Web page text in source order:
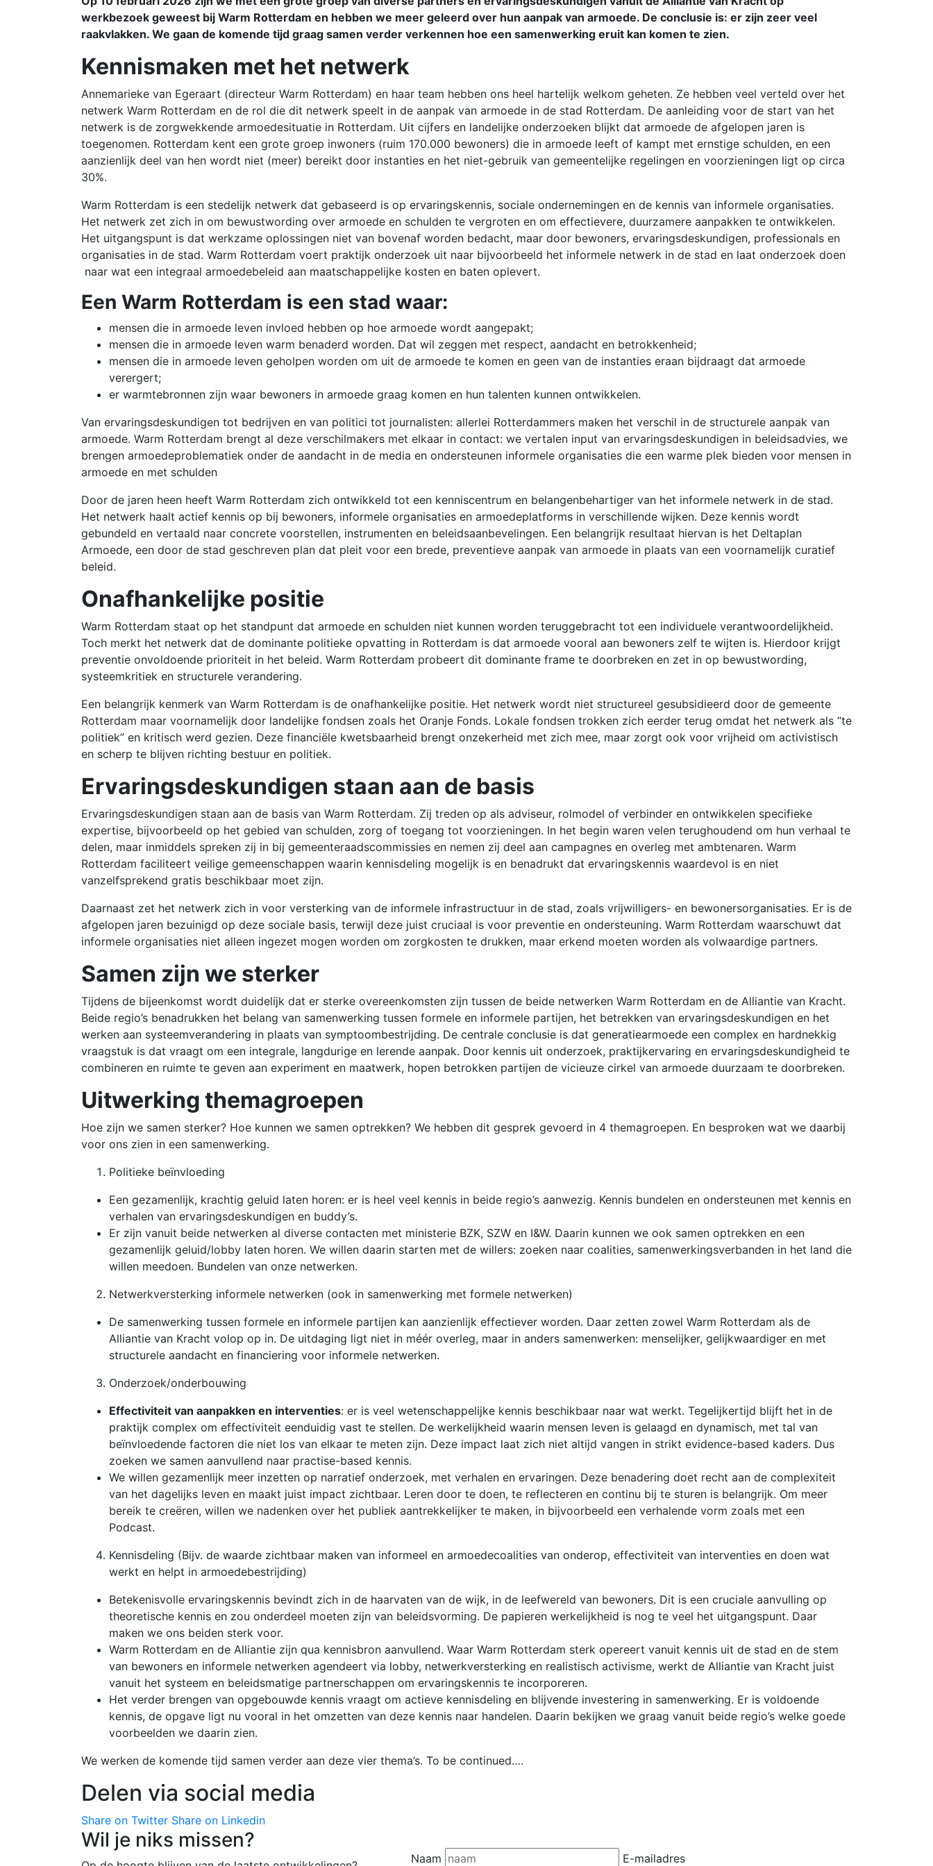
werkbezoek geweest bij Warm Rotterdam en hebben we meer geleerd over hun aanpak van armoede. De conclusie is: er zijn zeer veel
raakvlakken. We gaan de komende tijd graag samen verder verkennen hoe een samenwerking eruit kan komen te zien.
Kennismaken met het netwerk
Annemarieke van Egeraart (directeur Warm Rotterdam) en haar team hebben ons heel hartelijk welkom geheten. Ze hebben veel verteld over het
netwerk Warm Rotterdam en de rol die dit netwerk speelt in de aanpak van armoede in de stad Rotterdam. De aanleiding voor de start van het
netwerk is de zorgwekkende armoedesituatie in Rotterdam. Uit cijfers en landelijke onderzoeken blijkt dat armoede de afgelopen jaren is
toegenomen. Rotterdam kent een grote groep inwoners (ruim 170.000 bewoners) die in armoede leeft of kampt met ernstige schulden, en een
aanzienlijk deel van hen wordt niet (meer) bereikt door instanties en het niet-gebruik van gemeentelijke regelingen en voorzieningen ligt op circa
30%.
Warm Rotterdam is een stedelijk netwerk dat gebaseerd is op ervaringskennis, sociale ondernemingen en de kennis van informele organisaties.
Het netwerk zet zich in om bewustwording over armoede en schulden te vergroten en om effectievere, duurzamere aanpakken te ontwikkelen.
Het uitgangspunt is dat werkzame oplossingen niet van bovenaf worden bedacht, maar door bewoners, ervaringsdeskundigen, professionals en
organisaties in de stad. Warm Rotterdam voert praktijk onderzoek uit naar bijvoorbeeld het informele netwerk in de stad en laat onderzoek doen
naar wat een integraal armoedebeleid aan maatschappelijke kosten en baten oplevert.
Een Warm Rotterdam is een stad waar:
mensen die in armoede leven invloed hebben op hoe armoede wordt aangepakt;
mensen die in armoede leven warm benaderd worden. Dat wil zeggen met respect, aandacht en betrokkenheid;
mensen die in armoede leven geholpen worden om uit de armoede te komen en geen van de instanties eraan bijdraagt dat armoede
verergert;
er warmtebronnen zijn waar bewoners in armoede graag komen en hun talenten kunnen ontwikkelen.
Van ervaringsdeskundigen tot bedrijven en van politici tot journalisten: allerlei Rotterdammers maken het verschil in de structurele aanpak van
armoede. Warm Rotterdam brengt al deze verschilmakers met elkaar in contact: we vertalen input van ervaringsdeskundigen in beleidsadvies, we
brengen armoedeproblematiek onder de aandacht in de media en ondersteunen informele organisaties die een warme plek bieden voor mensen in
armoede en met schulden
Door de jaren heen heeft Warm Rotterdam zich ontwikkeld tot een kenniscentrum en belangenbehartiger van het informele netwerk in de stad.
Het netwerk haalt actief kennis op bij bewoners, informele organisaties en armoedeplatforms in verschillende wijken. Deze kennis wordt
gebundeld en vertaald naar concrete voorstellen, instrumenten en beleidsaanbevelingen. Een belangrijk resultaat hiervan is het Deltaplan
Armoede, een door de stad geschreven plan dat pleit voor een brede, preventieve aanpak van armoede in plaats van een voornamelijk curatief
beleid.
Onafhankelijke positie
Warm Rotterdam staat op het standpunt dat armoede en schulden niet kunnen worden teruggebracht tot een individuele verantwoordelijkheid.
Toch merkt het netwerk dat de dominante politieke opvatting in Rotterdam is dat armoede vooral aan bewoners zelf te wijten is. Hierdoor krijgt
preventie onvoldoende prioriteit in het beleid. Warm Rotterdam probeert dit dominante frame te doorbreken en zet in op bewustwording,
systeemkritiek en structurele verandering.
Een belangrijk kenmerk van Warm Rotterdam is de onafhankelijke positie. Het netwerk wordt niet structureel gesubsidieerd door de gemeente
Rotterdam maar voornamelijk door landelijke fondsen zoals het Oranje Fonds. Lokale fondsen trokken zich eerder terug omdat het netwerk als “te
politiek” en kritisch werd gezien. Deze financiële kwetsbaarheid brengt onzekerheid met zich mee, maar zorgt ook voor vrijheid om activistisch
en scherp te blijven richting bestuur en politiek.
Ervaringsdeskundigen staan aan de basis
Ervaringsdeskundigen staan aan de basis van Warm Rotterdam. Zij treden op als adviseur, rolmodel of verbinder en ontwikkelen specifieke
expertise, bijvoorbeeld op het gebied van schulden, zorg of toegang tot voorzieningen. In het begin waren velen terughoudend om hun verhaal te
delen, maar inmiddels spreken zij in bij gemeenteraadscommissies en nemen zij deel aan campagnes en overleg met ambtenaren. Warm
Rotterdam faciliteert veilige gemeenschappen waarin kennisdeling mogelijk is en benadrukt dat ervaringskennis waardevol is en niet
vanzelfsprekend gratis beschikbaar moet zijn.
Daarnaast zet het netwerk zich in voor versterking van de informele infrastructuur in de stad, zoals vrijwilligers- en bewonersorganisaties. Er is de
afgelopen jaren bezuinigd op deze sociale basis, terwijl deze juist cruciaal is voor preventie en ondersteuning. Warm Rotterdam waarschuwt dat
informele organisaties niet alleen ingezet mogen worden om zorgkosten te drukken, maar erkend moeten worden als volwaardige partners.
Samen zijn we sterker
Tijdens de bijeenkomst wordt duidelijk dat er sterke overeenkomsten zijn tussen de beide netwerken Warm Rotterdam en de Alliantie van Kracht.
Beide regio’s benadrukken het belang van samenwerking tussen formele en informele partijen, het betrekken van ervaringsdeskundigen en het
werken aan systeemverandering in plaats van symptoombestrijding. De centrale conclusie is dat generatiearmoede een complex en hardnekkig
vraagstuk is dat vraagt om een integrale, langdurige en lerende aanpak. Door kennis uit onderzoek, praktijkervaring en ervaringsdeskundigheid te
combineren en ruimte te geven aan experiment en maatwerk, hopen betrokken partijen de vicieuze cirkel van armoede duurzaam te doorbreken.
Uitwerking themagroepen
Hoe zijn we samen sterker? Hoe kunnen we samen optrekken? We hebben dit gesprek gevoerd in 4 themagroepen. En besproken wat we daarbij
voor ons zien in een samenwerking.
Politieke beïnvloeding
Een gezamenlijk, krachtig geluid laten horen: er is heel veel kennis in beide regio’s aanwezig. Kennis bundelen en ondersteunen met kennis en
verhalen van ervaringsdeskundigen en buddy’s.
Er zijn vanuit beide netwerken al diverse contacten met ministerie BZK, SZW en I&W. Daarin kunnen we ook samen optrekken en een
gezamenlijk geluid/lobby laten horen. We willen daarin starten met de willers: zoeken naar coalities, samenwerkingsverbanden in het land die
willen meedoen. Bundelen van onze netwerken.
Netwerkversterking informele netwerken (ook in samenwerking met formele netwerken)
De samenwerking tussen formele en informele partijen kan aanzienlijk effectiever worden. Daar zetten zowel Warm Rotterdam als de
Alliantie van Kracht volop op in. De uitdaging ligt niet in méér overleg, maar in anders samenwerken: menselijker, gelijkwaardiger en met
structurele aandacht en financiering voor informele netwerken.
Onderzoek/onderbouwing
Effectiviteit van aanpakken en interventies: er is veel wetenschappelijke kennis beschikbaar naar wat werkt. Tegelijkertijd blijft het in de
praktijk complex om effectiviteit eenduidig vast te stellen. De werkelijkheid waarin mensen leven is gelaagd en dynamisch, met tal van
beïnvloedende factoren die niet los van elkaar te meten zijn. Deze impact laat zich niet altijd vangen in strikt evidence-based kaders. Dus
zoeken we samen aanvullend naar practise-based kennis.
We willen gezamenlijk meer inzetten op narratief onderzoek, met verhalen en ervaringen. Deze benadering doet recht aan de complexiteit
van het dagelijks leven en maakt juist impact zichtbaar. Leren door te doen, te reflecteren en continu bij te sturen is belangrijk. Om meer
bereik te creëren, willen we nadenken over het publiek aantrekkelijker te maken, in bijvoorbeeld een verhalende vorm zoals met een
Podcast.
Kennisdeling (Bijv. de waarde zichtbaar maken van informeel en armoedecoalities van onderop, effectiviteit van interventies en doen wat
werkt en helpt in armoedebestrijding)
Betekenisvolle ervaringskennis bevindt zich in de haarvaten van de wijk, in de leefwereld van bewoners. Dit is een cruciale aanvulling op
theoretische kennis en zou onderdeel moeten zijn van beleidsvorming. De papieren werkelijkheid is nog te veel het uitgangspunt. Daar
maken we ons beiden sterk voor.
Warm Rotterdam en de Alliantie zijn qua kennisbron aanvullend. Waar Warm Rotterdam sterk opereert vanuit kennis uit de stad en de stem
van bewoners en informele netwerken agendeert via lobby, netwerkversterking en realistisch activisme, werkt de Alliantie van Kracht juist
vanuit het systeem en beleidsmatige partnerschappen om ervaringskennis te incorporeren.
Het verder brengen van opgebouwde kennis vraagt om actieve kennisdeling en blijvende investering in samenwerking. Er is voldoende
kennis, de opgave ligt nu vooral in het omzetten van deze kennis naar handelen. Daarin bekijken we graag vanuit beide regio’s welke goede
voorbeelden we daarin zien.
We werken de komende tijd samen verder aan deze vier thema’s. To be continued….
Delen via social media
Share on Twitter Share on Linkedin
Wil je niks missen?
Naam E-mailadres